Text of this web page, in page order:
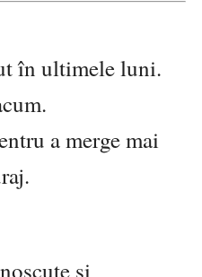
în ultimele luni.
a merge mai
și